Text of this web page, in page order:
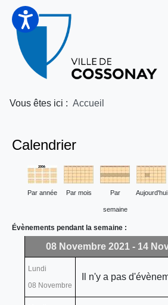
Vous êtes ici : Accueil
Calendrier
Par année Par mois Par
semaine
Aujourd'hui
Évènements pendant la semaine :
08 Novembre 2021 - 14
Lundi
08 Novembre
Il n'y a pas